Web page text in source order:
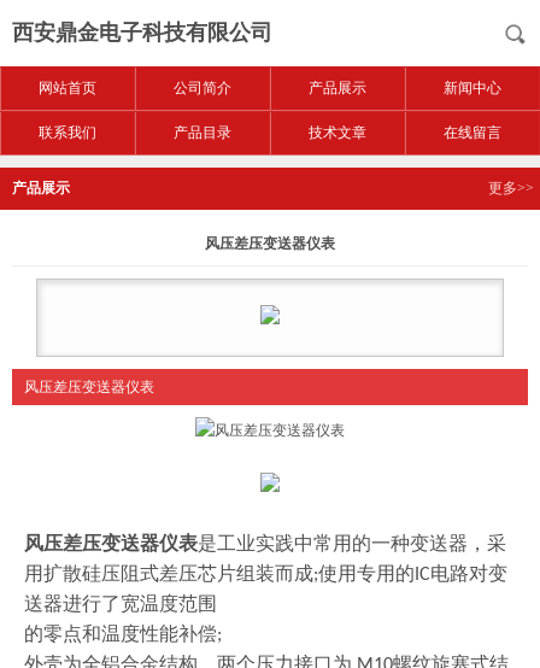
西安鼎金电子科技有限公司
网站首页 公司简介 产品展示 新闻中心
联系我们 产品目录 技术文章 在线留言
产品展示 更多>>
风压差压变送器仪表
风压差压变送器仪表
风压差压变送器仪表是工业实践中常用的一种变送器，采
用扩散硅压阻式差压芯片组装而成;使用专用的 IC电路对变
送器进行了宽温度范围
的零点和温度性能补偿;
外壳为全铝合金结构，两个压力接口为
螺纹旋塞式结